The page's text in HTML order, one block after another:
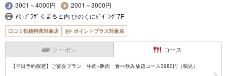
3001～4000円
2001～3000円
ｱﾐｭﾌﾟﾗｻﾞくまもと内 ひのくにﾀﾞｲﾆﾝｸﾞ7F
口コミ投稿特典対象店 ポイントプラス対象店
クーポン コース
【平日予約限定】ご宴会プラン 牛肉×豚肉 食べ飲み放題コース3980円（税込）